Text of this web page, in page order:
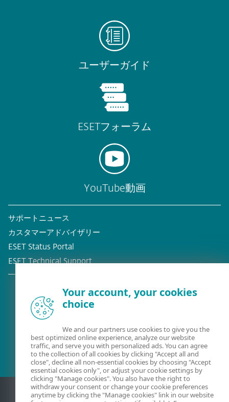
ユーザーガイド
ESETフォーラム
YouTube動画
サポートニュース
カスタマーアドバイザリー
ESET Status Portal
ESET Technical Support
既存の顧客？
Your account, your cookies
choice
We and our partners use cookies to give you the
best optimized online experience, analyze our website
traffic, and serve you with personalized ads. You can agree
to the collection of all cookies by clicking "Accept all and
close", decline all non-essential cookies by choosing "Accept
essential cookies only", or adjust your cookie settings by
clicking "Manage cookies". You also have the right to
withdraw your consent or change your cookie preferences
anytime by clicking the "Manage cookies" link in our website